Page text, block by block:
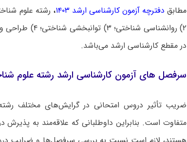
مطابق دفترچه آزمون کارشناسی ارشد ۱۴۰۳ ،
در مقطع کارشناسی ارشد می‌باشد.
سرفصل های آزمون کارشناسی ارشد رشته علوم
ضریب تأثیر دروس امتحانی در گرایش‌های مختلف
متفاوت است. بنابراین داوطلبانی که علاقه‌مند به